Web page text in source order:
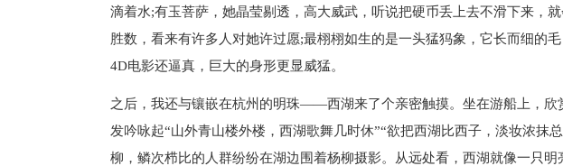
滴着水;有玉菩萨，她晶莹剔透，高大威武，听说把硬币丢上去不滑下来，
胜数，看来有许多人对她许过愿;最栩栩如生的是一头猛犸象，它长而细的
4D电影还逼真，巨大的身形更显威猛。
之后，我还与镶嵌在杭州的明珠——西湖来了个亲密触摸。坐在游船上，欣
发吟咏起“山外青山楼外楼，西湖歌舞几时休”“欲把西湖比西子，淡妆浓
柳，鳞次栉比的人群纷纷在湖边围着杨柳摄影。从远处看，西湖就像一只明